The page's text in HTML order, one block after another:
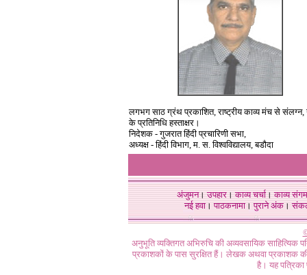
लगभग साठ ग्रंथ प्रकाशित, राष्ट्रीय काव्य मंच से संलग्न,
के प्रतिनिधि हस्ताक्षर।
निदेशक - गुजरात हिंदी प्रचारिणी सभा,
अध्यक्ष - हिंदी विभाग, म. स. विश्वविद्यालय, बडौदा
अंजुमन।उपहार।काव्य चर्चा।काव्य संगम
नई हवा। पाठकनामा। पुराने अंक।
अनुभूति व्यक्तिगत अभिरुचि की अव्यवसायिक
प्रकाशकों के पास सुरक्षित हैं। लेखक अथवा प्रकाशक की
है। यह पत्रिका